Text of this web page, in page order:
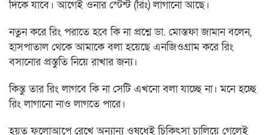
দিকে যাবে। আগেই ওনার স্টেন্ট (রিং) লাগানো আছে।
নতুন করে রিং পরাতে হবে কি না প্রশ্নে ডা. মোস্তফা জামান বলেন,
হাসপাতাল থেকে আমাকে বলা হয়েছে এনজিওগ্রাম করে রিং
বসানোর প্রস্তুতি নিয়ে রাখার জন্য।
কিন্তু তার রিং লাগবে কি না সেটি এখনো বলা যাচ্ছে না। মনে হচ্ছে
রিং লাগানো নাও লাগতে পারে।
হয়ত ফলোআপে রেখে অন্যান্য ওষুধেই চিকিৎসা চালিয়ে গেলেই